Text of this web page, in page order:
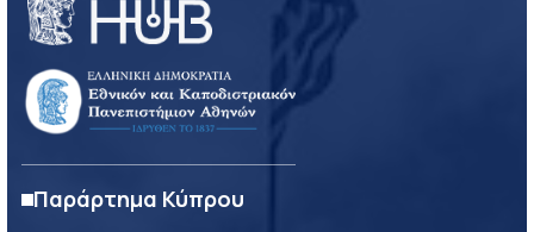
Παράρτημα Κύπρου